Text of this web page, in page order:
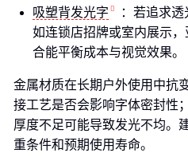
吸塑背发光字
：若追求
如连锁店招牌或室内展示
合能平衡成本与视觉效果。
金属材质在长期户外使用中抗
接工艺是否会影响字体密封性
厚度不足可能导致发光不均。
重条件和预期使用寿命。